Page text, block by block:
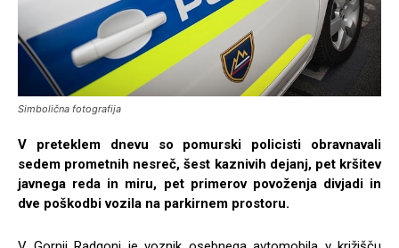
Simbolična fotografija
V preteklem dnevu so pomurski policisti obravnavali
sedem prometnih nesreč, šest kaznivih dejanj, pet kršitev
javnega reda in miru, pet primerov povoženja divjadi in
dve poškodbi vozila na parkirnem prostoru.